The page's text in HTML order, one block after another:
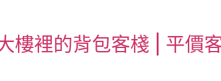
樓裡的背包客棧 | 平價